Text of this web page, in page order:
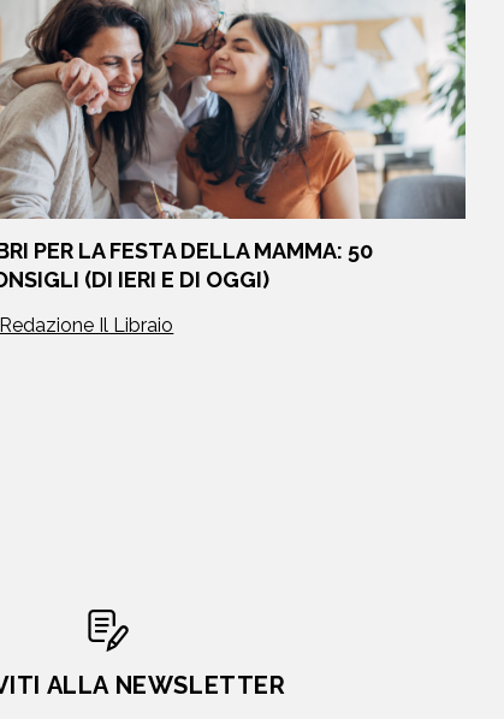
PER LA FESTA DELLA MAMMA: 50
(DI IERI E DI OGGI)
Redazione Il Libraio
ALLA NEWSLETTER